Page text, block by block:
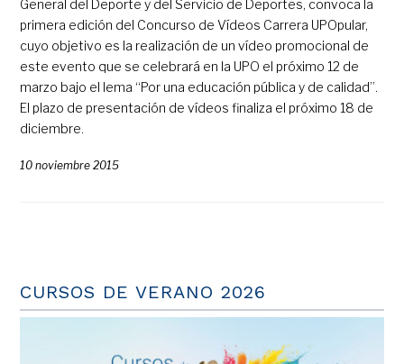
General del Deporte y del Servicio de Deportes, convoca la
primera edición del Concurso de Vídeos Carrera UPOpular,
cuyo objetivo es la realización de un vídeo promocional de
este evento que se celebrará en la UPO el próximo 12 de
marzo bajo el lema “Por una educación pública y de calidad”.
El plazo de presentación de vídeos finaliza el próximo 18 de
diciembre.
10 noviembre 2015
CURSOS DE VERANO 2026